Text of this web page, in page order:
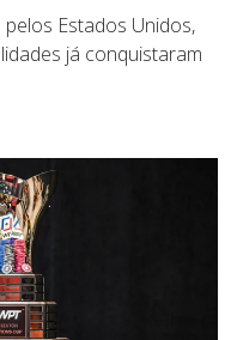
Estados Unidos,
já conquistaram